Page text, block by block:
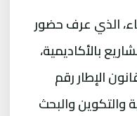
الذي عرف حضور
بالأكاديمية،
الإطار رقم
والتكوين والبحث